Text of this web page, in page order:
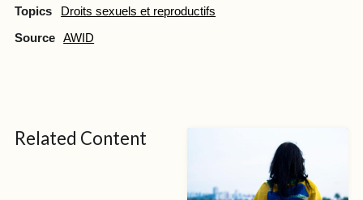
Topics Droits sexuels et reproductifs
Source AWID
Related Content